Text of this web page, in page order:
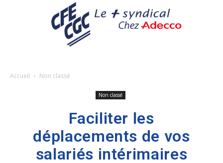
Accueil Non classé
Non classé
Faciliter les
déplacements de vos
salariés intérimaires